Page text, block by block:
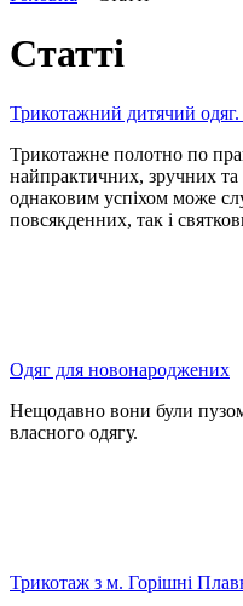
Статті
Трикотажний дитячий
Трикотажне полотно по
найпрактичних, зручних та
однаковим успіхом може
повсякденних, так і
Одяг для новонароджених
Нещодавно вони були
власного одягу.
Трикотаж з м. Горішні